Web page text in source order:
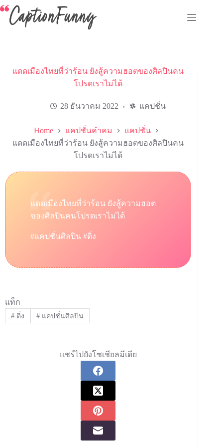
Skip
to
content
แดดเมืองไทยที่ว่าร้อน ยังสู้ความฮอตของศิลปินคน
โปรดเราไม่ได้
28 ธันวาคม 2022 แคปชั่น
Home แคปชั่นคำคม
แคปชั่น
แดดเมืองไทยที่ว่าร้อน ยังสู้ความฮอตของศิลปินคน
โปรดเราไม่ได้
แดดเมืองไทยที่ว่าร้อน ยังสู้ความฮอต
ของศิลปินคนโปรดเราไม่ได้
#แคปชั่นศิลปิน #ติ่ง
แท็ก
#ติ่ง #แคปชั่นศิลปิน
แชร์ไปยังโซเชียลมีเดีย